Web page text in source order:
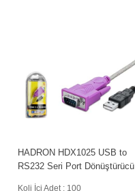
HADRON HDX1025 USB to
RS232 Seri Port Dönüştürücü
Koli İçi Adet : 100